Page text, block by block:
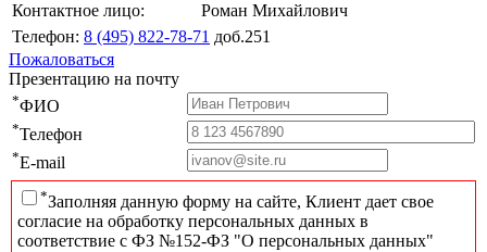
Контактное лицо:
Роман Михайлович
Телефон: 8 (495) 822-78-71 доб.251
Пожаловаться
Презентацию на почту
*ФИО
*Телефон
*E-mail
*Заполняя данную форму на сайте, Клиент дает свое
согласие на обработку персональных данных в
соответствие с ФЗ №152-ФЗ "О персональных данных"